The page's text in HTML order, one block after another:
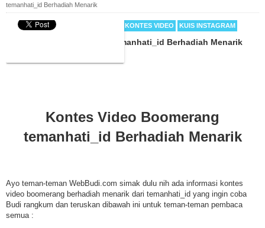
temanhati_id Berhadiah Menarik
BYWEBBUDI.COM KONTES VIDEO KUIS INSTAGRAM
Kontes Video Boomerang temanhati_id Berhadiah Menarik
Kontes Video Boomerang
temanhati_id Berhadiah Menarik
Ayo teman-teman WebBudi.com simak dulu nih ada informasi kontes
video boomerang berhadiah menarik dari temanhati_id yang ingin coba
Budi rangkum dan teruskan dibawah ini untuk teman-teman pembaca
semua :